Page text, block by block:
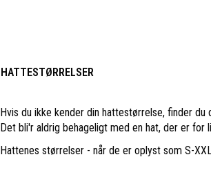
HATTESTØRRELSER
Hvis du ikke kender din hattestørrelse, finder
Det bli'r aldrig behageligt med en hat, der er
Hattenes størrelser - når de er oplyst som S-